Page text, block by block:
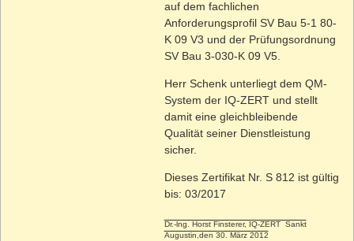
auf dem fachlichen
Anforderungsprofil SV Bau 5-1 80-
K 09 V3 und der Prüfungsordnung
SV Bau 3-030-K 09 V5.
Herr Schenk unterliegt dem QM-
System der IQ-ZERT und stellt
damit eine gleichbleibende
Qualität seiner Dienstleistung
sicher.
Dieses Zertifikat Nr. S 812 ist gültig
bis: 03/2017
Dr.-lng. Horst Finsterer, IQ-ZERT Sankt
Augustin,den 30. März 2012